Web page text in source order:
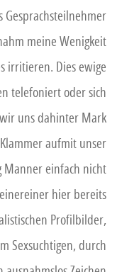
Gesprachsteilnehmer
meine Wenigkeit
irritieren. Dies ewige
telefoniert oder sich
uns dahinter Mark
aufmit unser
Manner einfach nicht
hier bereits
Profilbilder,
Sexsuchtigen, durch